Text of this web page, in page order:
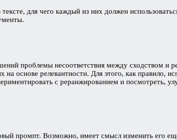
для чего каждый из них должен
проблемы несоответствия между сходством и
основе релевантности. Для этого, как правило,
с реранжированием и
промпт. Возможно, имеет смысл изменить его